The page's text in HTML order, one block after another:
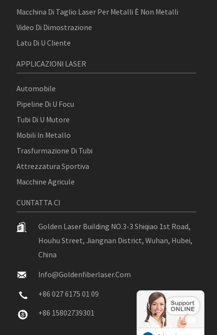
Macchina Di Taglio Laser Per Metalli È Non Metalli
Video Di Dimostrazione
Latu Di U Cliente
APPLICAZIONI LASER
Automobile
Pipeline Di U Focu
Tubi Di U Mutore
Mobili In Metallo
Trasfurmazione Di Tubi
Attrezzatura Sportiva
Macchine Agricule
CUNTATTA CI
Golden Laser Building NO.3-3 Shiqiao 1st Road,
Houhu Street, Jiangnan District, Wuhan, Hubei,
China
Info@goldenfiberlaser.com
+86 027 6175 01 09
+86 15802739301